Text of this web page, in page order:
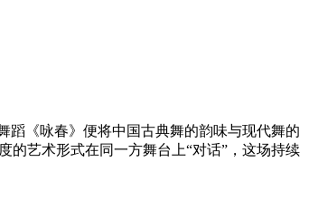
《咏春》便将中国古典舞的韵味与现代舞的
的艺术形式在同一方舞台上“对话”，这场持续